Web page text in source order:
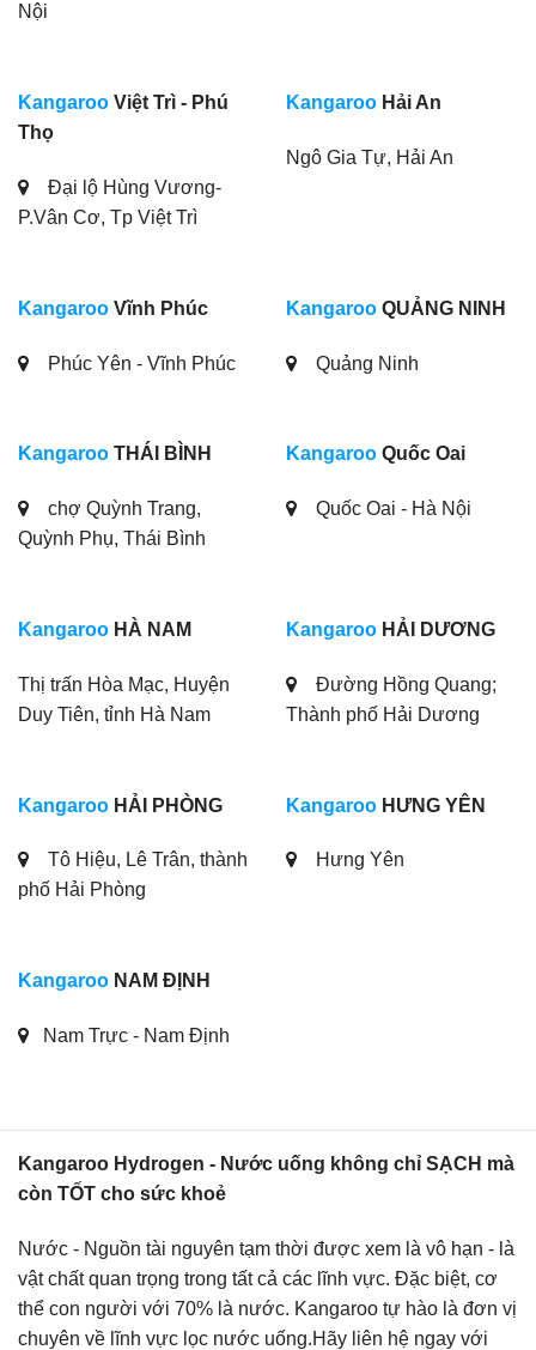
Nội
Kangaroo Việt Trì - Phú
Thọ
Đại lộ Hùng Vương-
P.Vân Cơ, Tp Việt Trì
Kangaroo Hải An
Ngô Gia Tự, Hải An
Kangaroo Vĩnh Phúc
Phúc Yên - Vĩnh Phúc
Kangaroo QUẢNG NINH
Quảng Ninh
Kangaroo THÁI BÌNH
chợ Quỳnh Trang,
Quỳnh Phụ, Thái Bình
Kangaroo Quốc Oai
Quốc Oai - Hà Nội
Kangaroo HÀ NAM
Thị trấn Hòa Mạc, Huyện
Duy Tiên, tỉnh Hà Nam
Kangaroo HẢI DƯƠNG
Đường Hồng Quang;
Thành phố Hải Dương
Kangaroo HẢI PHÒNG
Tô Hiệu, Lê Trân, thành
phố Hải Phòng
Kangaroo HƯNG YÊN
Hưng Yên
Kangaroo NAM ĐỊNH
Nam Trực - Nam Định
Kangaroo Hydrogen - Nước uống không chỉ SẠCH mà
còn TỐT cho sức khoẻ
Nước - Nguồn tài nguyên tạm thời được xem là vô hạn - là
vật chất quan trọng trong tất cả các lĩnh vực. Đặc biệt, cơ
thể con người với 70% là nước. Kangaroo tự hào là đơn vị
chuyên về lĩnh vực lọc nước uống.Hãy liên hệ ngay với